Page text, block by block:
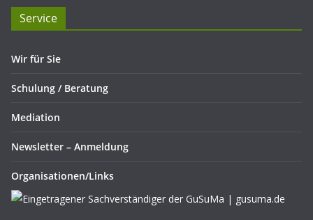
Service
Wir für Sie
Schulung / Beratung
Mediation
Newsletter – Anmeldung
Organisationen/Links